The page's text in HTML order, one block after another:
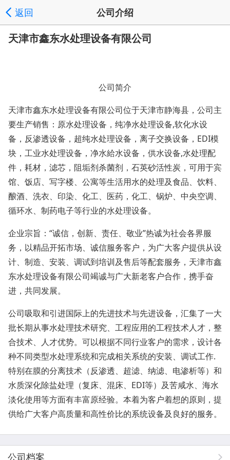
返回 公司介绍
天津市鑫东水处理设备有限公司
公司简介
天津市鑫东水处理设备有限公司位于天津市静海县，公司主
要生产销售：原水处理设备，纯净水处理设备,软化水设
备，反渗透设备，超纯水处理设备，离子交换设备，EDI模
块，工业水处理设备，净水給水设备，供水设备,水处理配
件，耗材，滤芯，阻垢剂杀菌剂，石英砂活性炭， 可用于宾
馆、饭店、写字楼、公寓等生活用水的处理及食品、饮料、
酿酒、洗衣、印染、化工、医药，化工、锅炉、中央空调、
循环水、制药电子等行业的水处理设备。
企业宗旨： “诚信，创新、责任、敬业”热诚为社会各界服
务， 以精品开拓市场、诚信服务客户， 为广大客户提供从设
计、制造、安装、调试到培训及售后等配套服务 ，天津市鑫
东水处理设备有限公司竭诚与广大新老客户合作，携手奋
进，共同发展。
公司吸取和引进国际上的先进技术与先进设备， 汇集了一大
批长期从事水处理技术研究、工程应用的工程技术人才，整
合技术、人才优势。可以根据不同行业客户的需求，设计各
种不同类型水处理系统和完成相关系统的安装、调试工作.
特别在膜的分离技术（反渗透、超滤、纳滤、电渗析等）和
水质深化除盐处理（复床、混床、 EDI等）及苦咸水、海水
淡化使用等方面有丰富原经验。 本着为客户着想的原则，提
供给广大客户高质量和高性价比的系统设备及良好的服务。
公司档案